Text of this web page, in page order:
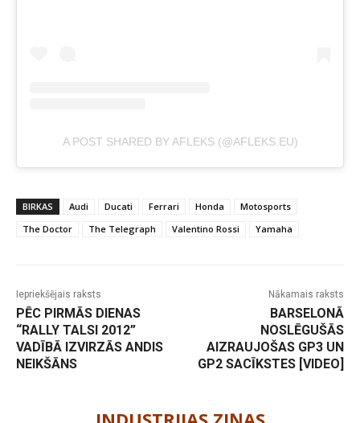
A POST SHARED BY AFLEKS (@AFLEKS.EU)
BIRKAS Audi Ducati Ferrari Honda
Motosports
The Doctor
The Telegraph Valentino Rossi Yamaha
Iepriekšējais raksts
PĒC PIRMĀS DIENAS
“RALLY TALSI 2012”
VADĪBĀ IZVIRZĀS ANDIS
NEIKŠĀNS
Nākamais raksts
BARSELONĀ
NOSLĒGUŠĀS
AIZRAUJOŠAS GP3 UN
GP2 SACĪKSTES [VIDEO]